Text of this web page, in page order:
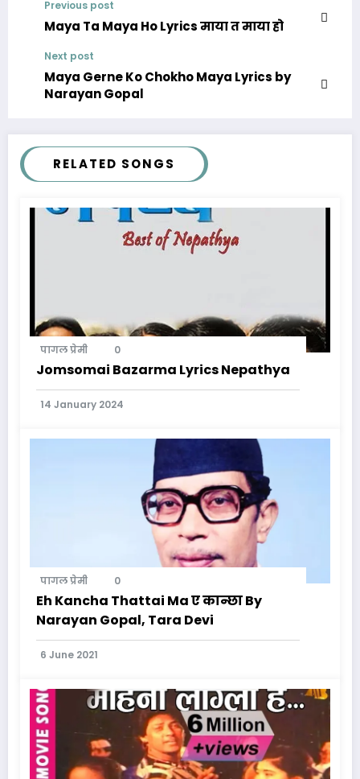
Previous post
Maya Ta Maya Ho Lyrics माया त माया हो
Next post
Maya Gerne Ko Chokho Maya Lyrics by
Narayan Gopal
RELATED SONGS
पागल प्रेमी 0
Jomsomai Bazarma Lyrics Nepathya
14 January 2024
पागल प्रेमी 0
Eh Kancha Thattai Ma ए कान्छा By
Narayan Gopal, Tara Devi
6 June 2021